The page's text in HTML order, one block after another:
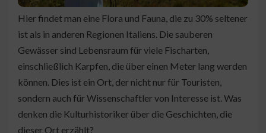
Hier findet man eine Flora und Fauna, die zu 30% seltener
ist als in anderen Regionen Italiens. Die sauberen
Gewässer sind Lebensraum für viele Fischarten,
einschließlich Karpfen, die über einen Meter lang werden
können. Dies ist ein Ort, der nicht nur für Touristen,
sondern auch für Wissenschaftler von Interesse ist. Was
denken die Kulturhistoriker über die Geschichten, die
dieser Ort erzählt?